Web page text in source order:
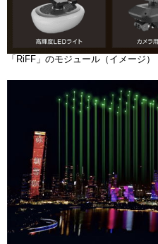
「RiFF」のモジュール（イメージ）